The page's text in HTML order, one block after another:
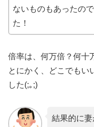
ないものもあったの
た！
倍率は、何万倍？何十
とにかく、どこでもい
した(;｡;)
結果的に